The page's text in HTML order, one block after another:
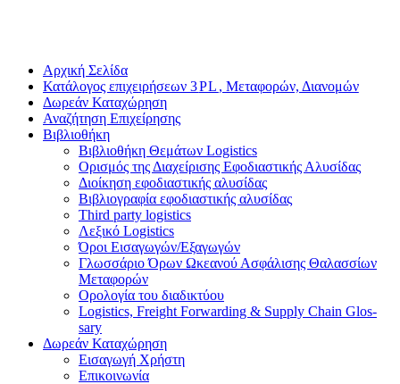
Αρχική Σελίδα
Κατάλογος επιχειρήσεων 3PL , Μεταφορών, Διανομών
Δωρεάν Καταχώρηση
Αναζήτηση Επιχείρησης
Βιβλιοθήκη
Βιβλιοθήκη Θεμάτων Logis­tics
Ορισμός της Διαχείρισης Εφοδιαστικής Αλυσίδας
Διοίκηση εφοδιαστικής αλυσίδας
Βιβλιογραφία εφοδιαστικής αλυσίδας
Third party logis­tics
Λεξικό Logis­tics
Όροι Εισαγωγών/​Εξαγωγών
Γλωσσάριο Όρων Ωκεανού Ασφάλισης Θαλασσίων
Μεταφορών
Ορολογία του διαδικτύου
Logis­tics, Freight For­ward­ing & Sup­ply Chain Glos­
sary
Δωρεάν Καταχώρηση
Εισαγωγή Χρήστη
Επικοινωνία